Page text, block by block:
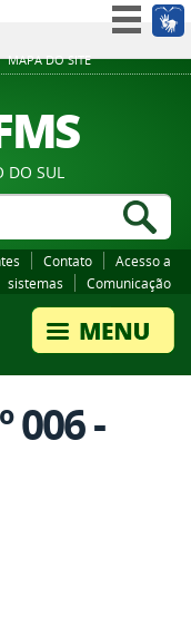
MAPA DO SITE
Participe
Legislação
Canais
DO SUL
Contato
Acesso a
sistemas
Comunicação
006 -